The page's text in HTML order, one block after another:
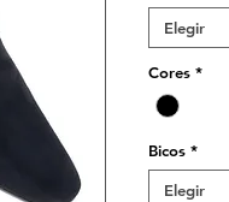
Elegir
Cores *
Bicos *
Elegir